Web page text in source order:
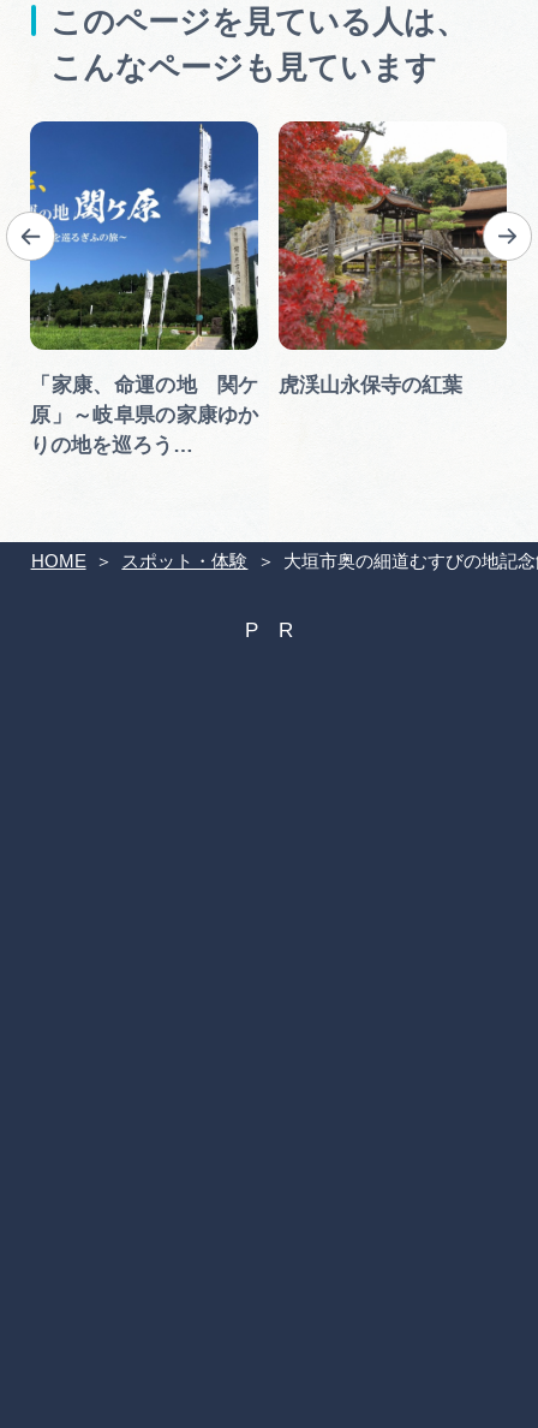
HOME スポット・体験 大垣市奥の細道むすびの地記
このページを見ている人は、
こんなページも見ています
「家康、命運の地 関ケ
原」～岐阜県の家康ゆか
りの地を巡ろう…
虎渓山永保寺の紅葉